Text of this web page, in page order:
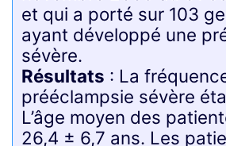
et qui a porté sur 103
ayant développé une
sévère.
Résultats : La
prééclampsie sévère
L’âge moyen des
26,4 ± 6,7 ans. Les